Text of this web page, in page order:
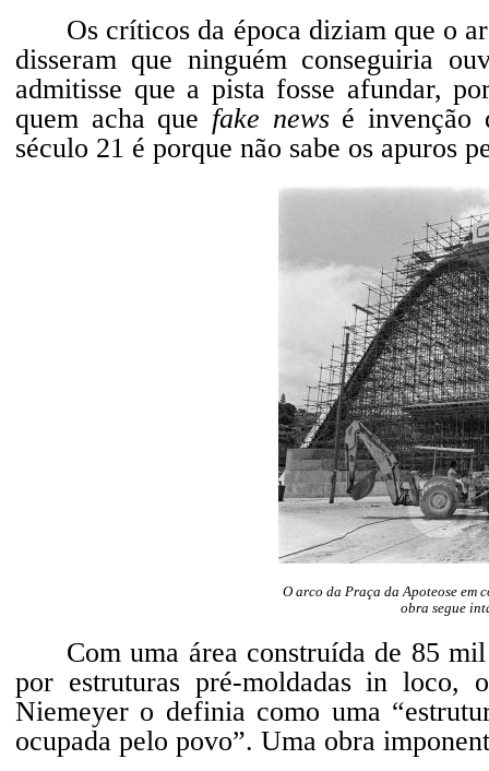
Os críticos da época diziam que o
disseram que ninguém conseguiria
admitisse que a pista fosse afundar,
quem acha que fake newsé invenção
século 21 é porque não sabe os apuros
O arco da Praça da Apoteose em
obra segue
Com uma área construída de 85
por estruturas pré-moldadas in loco,
Niemeyer o definia como uma
ocupada pelo povo”. Uma obra